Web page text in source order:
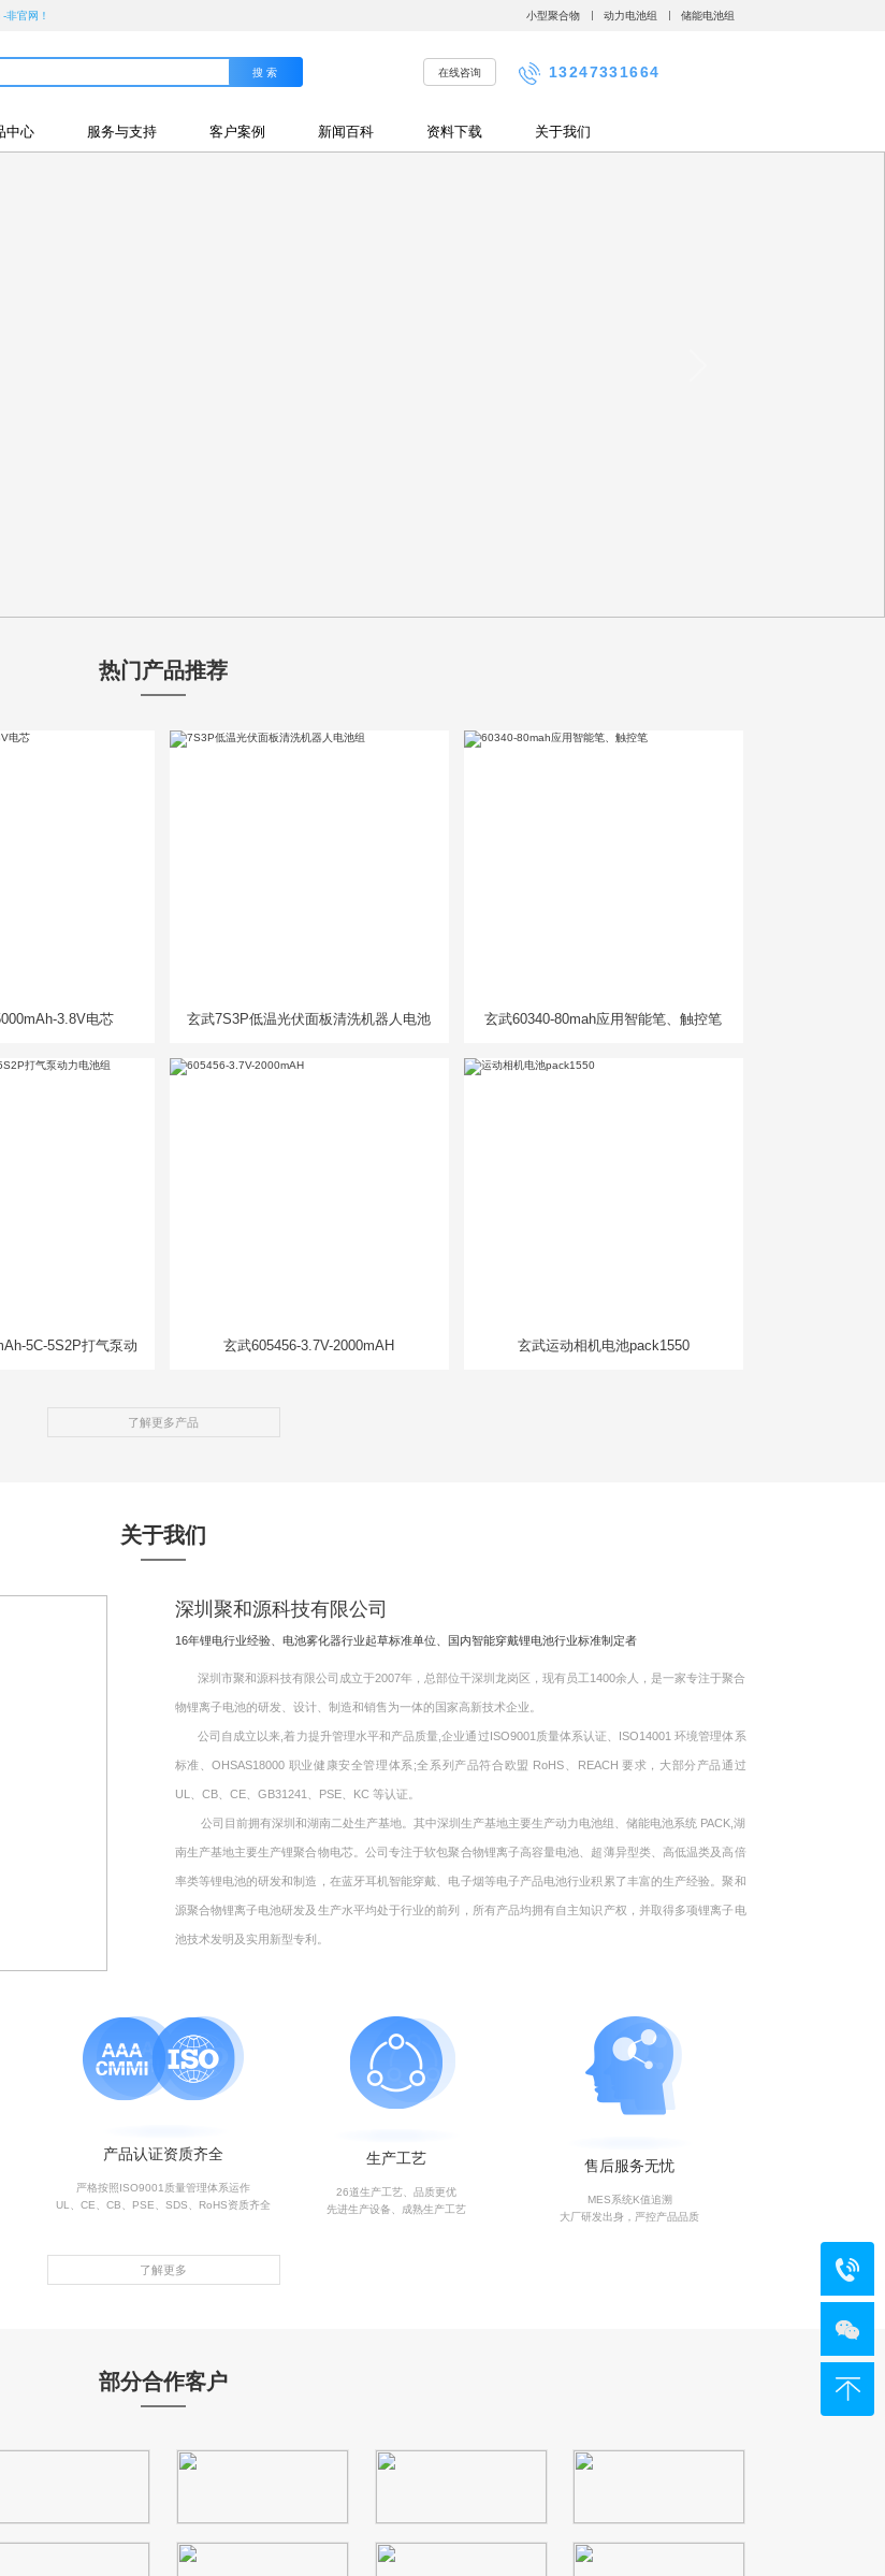
官网！ 小型聚合物 动力电池组 储能电池组
在线咨询 13247331664
中心 服务与支持 客户案例 新闻百科 资料下载 关于我们
热门产品推荐
3.8V电芯
玄武7S3P低温光伏面板清洗机器人电池
玄武60340-80mah应用智能笔、触控笔
5C-5S2P打气泵动
玄武605456-3.7V-2000mAH 玄武运动相机电池pack1550
了解更多产品
关于我们
深圳聚和源科技有限公司
16年锂电行业经验、电池雾化器行业起草标准单位、国内智能穿戴锂电池行业标准制定者
深圳市聚和源科技有限公司成立于2007年，总部位干深圳龙岗区，现有员工1400余人，是一家专注于聚合
物锂离子电池的研发、设计、制造和销售为一体的国家高新技术企业。
公司自成立以来,着力提升管理水平和产品质量,企业通过ISO9001质量体系认证、ISO14001 环境管理体系
标准、OHSAS18000 职业健康安全管理体系;全系列产品符合欧盟 RoHS、REACH 要求，大部分产品通过
UL、CB、CE、GB31241、PSE、KC 等认证。
公司目前拥有深圳和湖南二处生产基地。其中深圳生产基地主要生产动力电池组、储能电池系统 PACK,湖
南生产基地主要生产锂聚合物电芯。公司专注于软包聚合物锂离子高容量电池、超薄异型类、高低温类及高倍
率类等锂电池的研发和制造，在蓝牙耳机智能穿戴、电子烟等电子产品电池行业积累了丰富的生产经验。聚和
源聚合物锂离子电池研发及生产水平均处于行业的前列，所有产品均拥有自主知识产权，并取得多项锂离子电
池技术发明及实用新型专利。
产品认证资质齐全
严格按照ISO9001质量管理体系运作
UL、CE、CB、PSE、SDS、RoHS资质齐全
生产工艺
26道生产工艺、品质更优
先进生产设备、成熟生产工艺
售后服务无忧
MES系统K值追溯
大厂研发出身，严控产品品质
了解更多
部分合作客户